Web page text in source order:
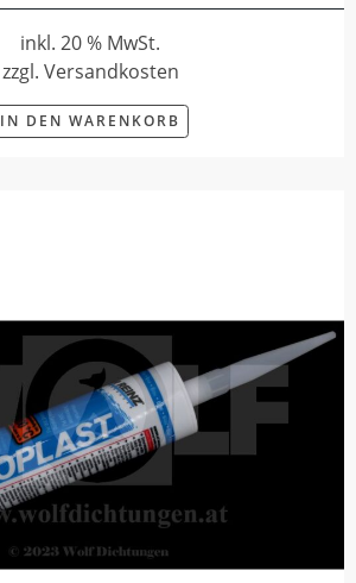
inkl. 20 % MwSt.
zzgl. Versandkosten
IN DEN WARENKORB